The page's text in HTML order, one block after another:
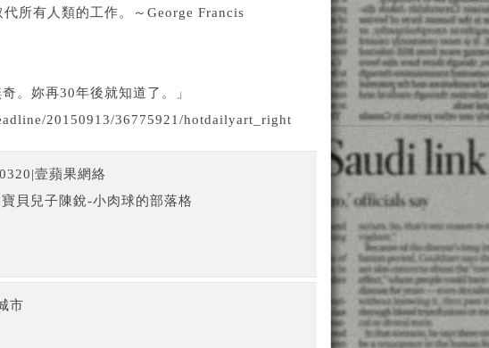
所有人類的工作。～George Francis
。妳再30年後就知道了。」
20150913/36775921/hotdailyart_right
壹蘋果網絡
貝兒子陳銳-小肉球的部落格
市